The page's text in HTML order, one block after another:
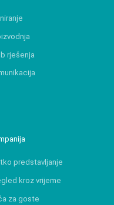
rješenja
predstavljanje
kroz vrijeme
za goste